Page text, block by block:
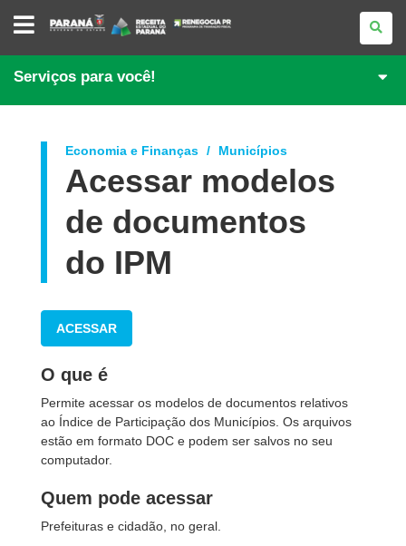
PORTAL
DE
DE
DÉBITOS
Serviços para você!
Economia e Finanças Municípios
Acessar modelos
de documentos
do IPM
ACESSAR
O que é
Permite acessar os modelos de documentos relativos
ao Índice de Participação dos Municípios. Os arquivos
estão em formato DOC e podem ser salvos no seu
computador.
Quem pode acessar
Prefeituras e cidadão, no geral.